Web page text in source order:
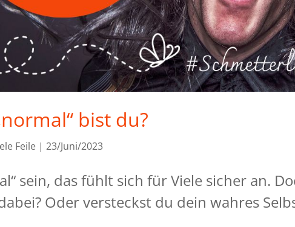
bist du?
Feile |23/Juni/2023
sein, das fühlt sich für Viele sicher an.
Oder versteckst du dein wahres